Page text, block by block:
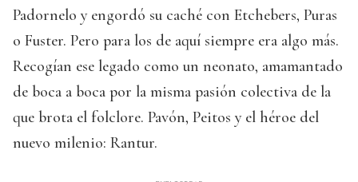
Padornelo y engordó su caché con Etchebers, Puras
o Fuster. Pero para los de aquí siempre era algo más.
Recogían ese legado como un neonato, amamantado
de boca a boca por la misma pasión colectiva de la
que brota el folclore. Pavón, Peitos y el héroe del
nuevo milenio: Rantur.